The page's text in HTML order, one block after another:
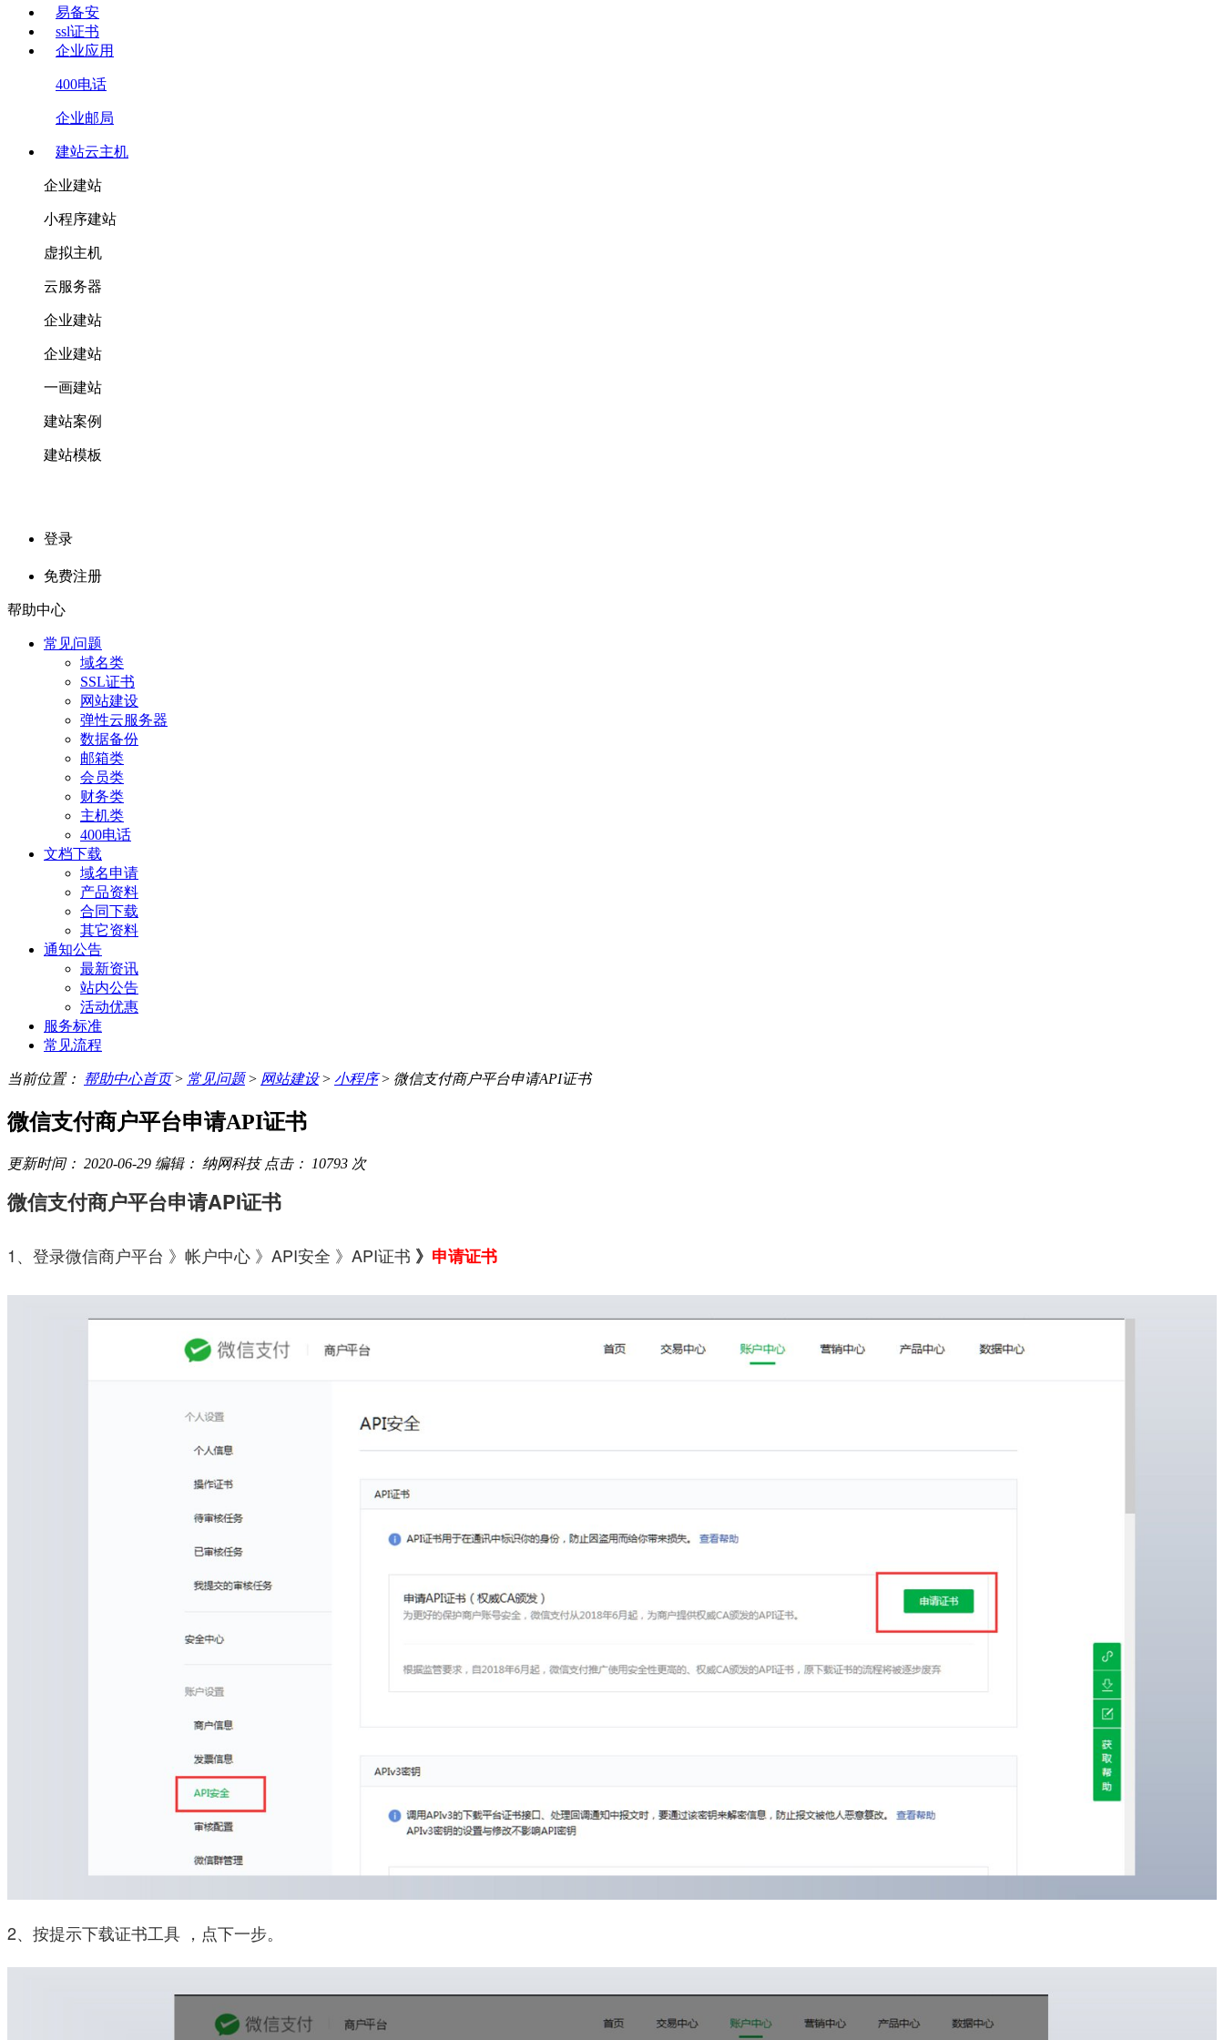
易备安
ssl证书
企业应用
400电话
企业邮局
建站云主机
企业建站
小程序建站
虚拟主机
云服务器
企业建站
企业建站
一画建站
建站案例
建站模板
登录
免费注册
帮助中心
常见问题
域名类
SSL证书
网站建设
弹性云服务器
数据备份
邮箱类
会员类
财务类
主机类
400电话
文档下载
域名申请
产品资料
合同下载
其它资料
通知公告
最新资讯
站内公告
活动优惠
服务标准
常见流程
当前位置： 帮助中心首页> 常见问题> 网站建设> 小程序> 微信支付商户平台申请API证书
微信支付商户平台申请API证书
更新时间： 2020-06-29 编辑： 纳网科技 点击： 10793 次
微信支付商户平台申请API证书
1、登录微信商户平台 》帐户中心 》API安全 》API证书 》 申请证书
2、按提示下载证书工具 ，点下一步。